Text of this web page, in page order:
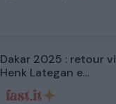
Dakar 2025 : retour
Henk Lategan e...